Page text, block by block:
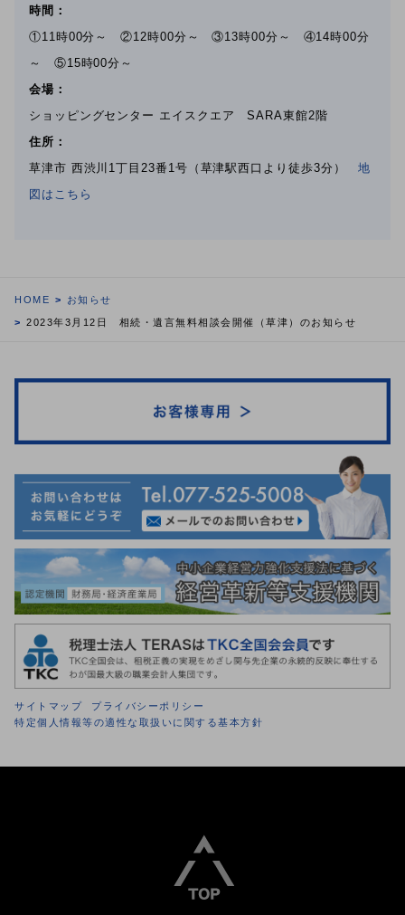
時間：
①11時00分～ ②12時00分～ ③13時00分～ ④14時00分
～ ⑤15時00分～
会場：
ショッピングセンター エイスクエア SARA東館2階
住所：
草津市 西渋川1丁目23番1号（草津駅西口より徒歩3分）地
図はこちら
HOME お知らせ
2023年3月12日 相続・遺言無料相談会開催（草津）のお知らせ
サイトマップ
プライバシーポリシー
特定個人情報等の適性な取扱いに関する基本方針